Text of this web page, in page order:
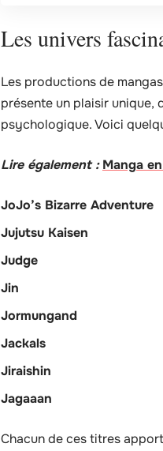
Les univers
Les productions de
présente un plaisir unique,
psychologique. Voici
Lire également : Manga
JoJo’s Bizarre Adventure
Jujutsu Kaisen
Judge
Jin
Jormungand
Jackals
Jiraishin
Jagaaan
Chacun de ces titres